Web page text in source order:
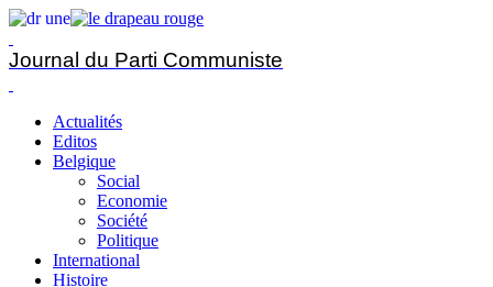
Journal du Parti Communiste
Actualités
Editos
Belgique
Social
Economie
Société
Politique
International
Histoire